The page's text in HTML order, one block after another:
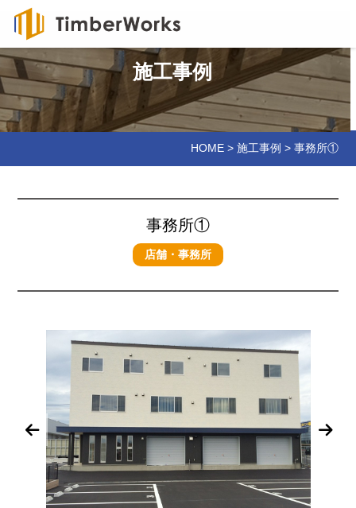
施工事例
HOME> 施工事例 > 事務所①
事務所①
店舗・事務所